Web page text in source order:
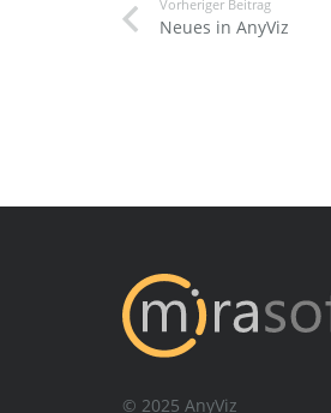
Vorheriger Beitrag
Neues in AnyViz
© 2025 AnyViz